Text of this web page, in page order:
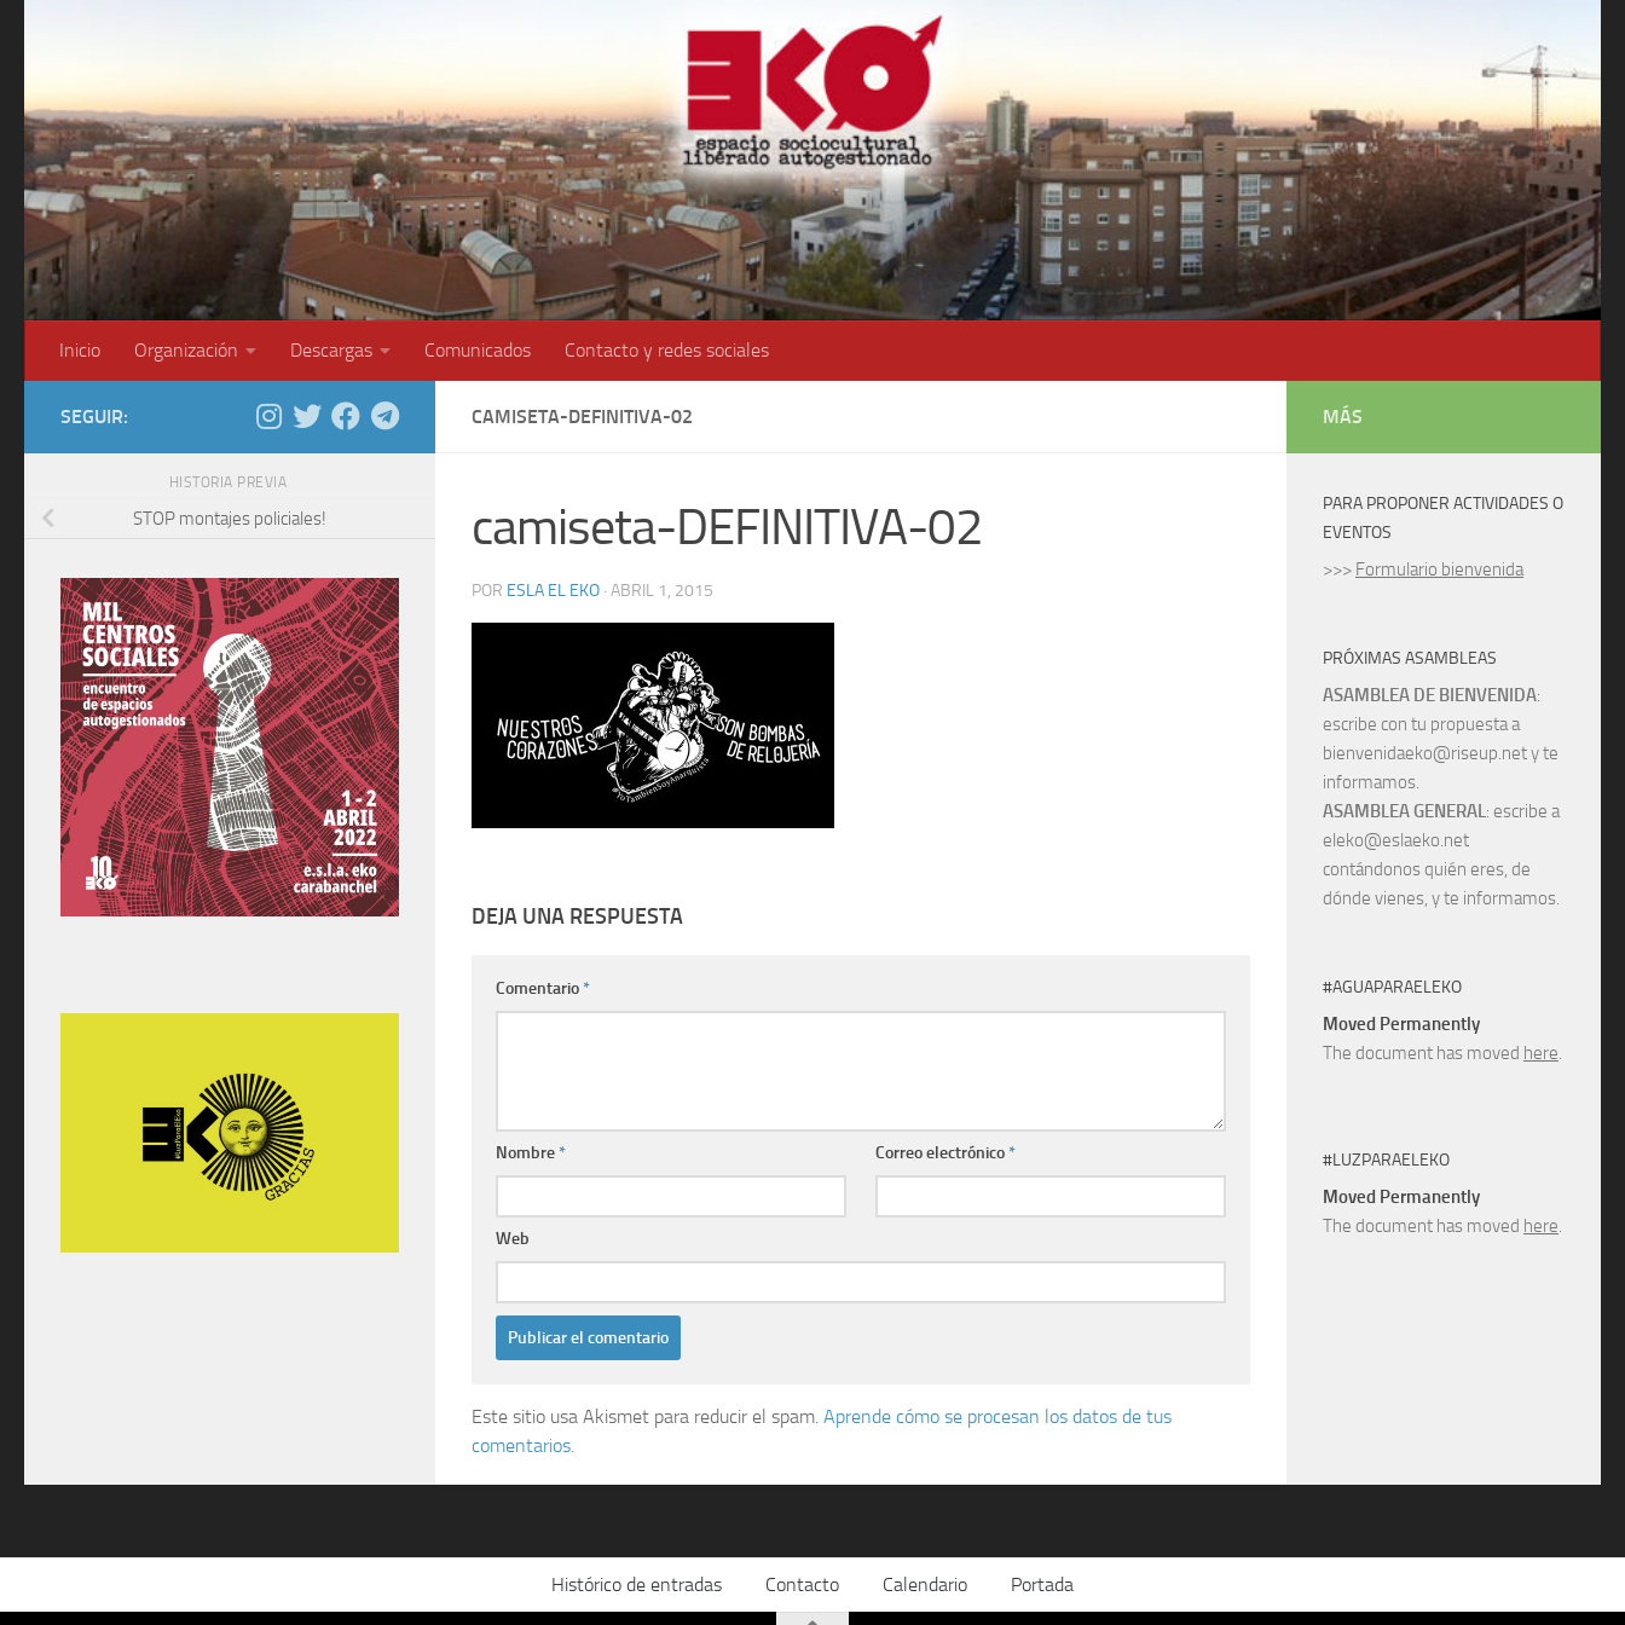
Inicio Organización Descargas Comunicados Contacto y redes sociales
CAMISETA-DEFINITIVA-02
camiseta-DEFINITIVA-02
POR ESLA EL EKO · ABRIL 1, 2015
DEJA UNA RESPUESTA
Comentario*
Nombre* Correo electrónico*
Web
Este sitio usa Akismet para reducir el spam. Aprende cómo se procesan los datos de tus
comentarios.
SEGUIR:
HISTORIA PREVIA
STOP montajes policiales!
MÁS
PARA PROPONER ACTIVIDADES O
EVENTOS
>>> Formulario bienvenida
PRÓXIMAS ASAMBLEAS
ASAMBLEA DE BIENVENIDA:
escribe con tu propuesta a
bienvenidaeko@riseup.net y te
informamos.
ASAMBLEA GENERAL: escribe a
eleko@eslaeko.net
contándonos quién eres, de
dónde vienes, y te informamos.
#AGUAPARAELEKO
Moved Permanently
The document has moved here.
#LUZPARAELEKO
Moved Permanently
The document has moved here.
Histórico de entradas Contacto Calendario Portada